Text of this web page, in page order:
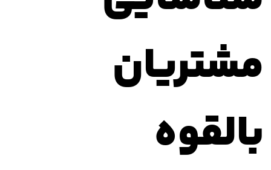
مشتریان
بالقوه